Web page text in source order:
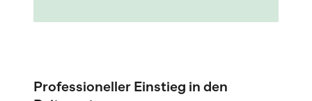
Professioneller Einstieg in den